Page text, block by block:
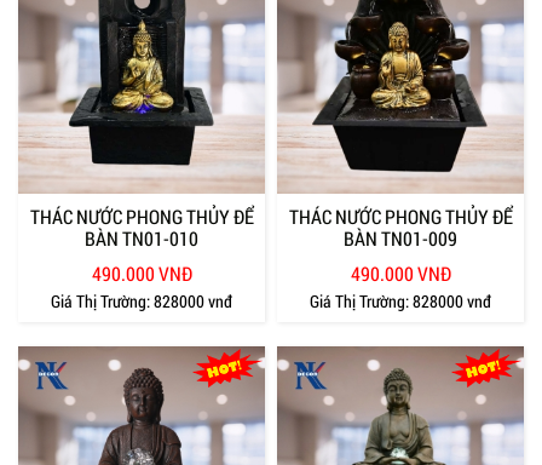
THÁC NƯỚC PHONG THỦY ĐỂ
BÀN TN01-010
490.000 VNĐ
Giá Thị Trường:828000 vnđ
THÁC NƯỚC PHONG THỦY ĐỂ
BÀN TN01-009
490.000 VNĐ
Giá Thị Trường:828000 vnđ